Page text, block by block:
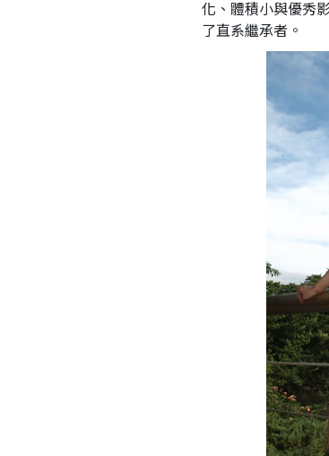
化、體積小與優秀
了直系繼承者。